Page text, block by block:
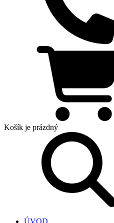
Košík je prázdný
ÚVOD